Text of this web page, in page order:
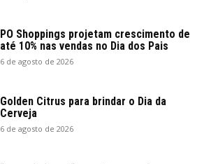
PO Shoppings projetam crescimento de
até 10% nas vendas no Dia dos Pais
6 de agosto de 2026
Golden Citrus para brindar o Dia da
Cerveja
6 de agosto de 2026